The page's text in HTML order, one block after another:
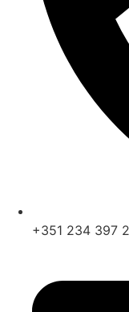
+351 234 397